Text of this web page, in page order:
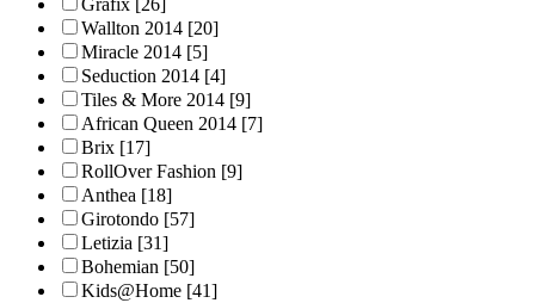
Grafix [26]
Wallton 2014 [20]
Miracle 2014 [5]
Seduction 2014 [4]
Tiles & More 2014 [9]
African Queen 2014 [7]
Brix [17]
RollOver Fashion [9]
Anthea [18]
Girotondo [57]
Letizia [31]
Bohemian [50]
Kids@Home [41]